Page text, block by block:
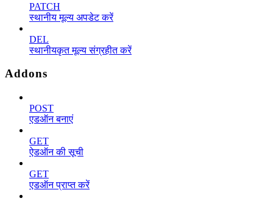
PATCH
स्थानीय मूल्य अपडेट करें
DEL
स्थानीयकृत मूल्य संग्रहीत करें
Addons
POST
एडऑन बनाएं
GET
ऐडऑन की सूची
GET
एडऑन प्राप्त करें